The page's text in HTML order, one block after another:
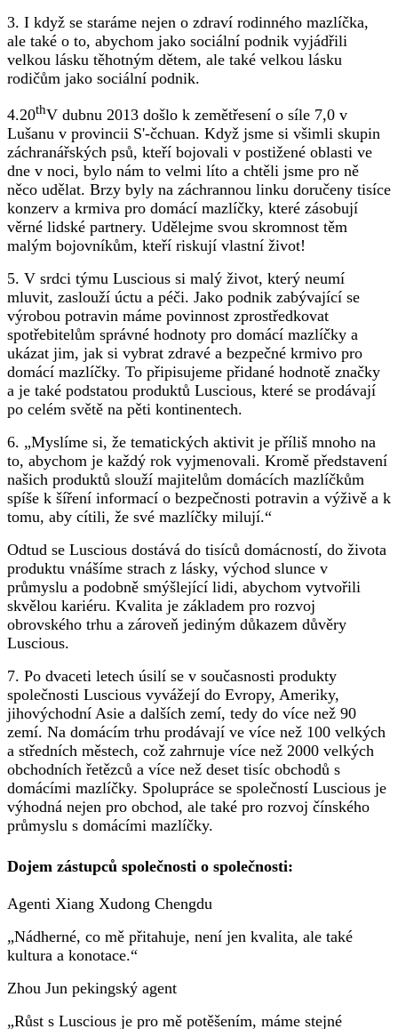
3. I když se staráme nejen o zdraví rodinného mazlíčka,
ale také o to, abychom jako sociální podnik vyjádřili
velkou lásku těhotným dětem, ale také velkou lásku
rodičům jako sociální podnik.
4.20thV dubnu 2013 došlo k zemětřesení o síle 7,0 v
Lušanu v provincii S'-čchuan. Když jsme si všimli skupin
záchranářských psů, kteří bojovali v postižené oblasti ve
dne v noci, bylo nám to velmi líto a chtěli jsme pro ně
něco udělat. Brzy byly na záchrannou linku doručeny tisíce
konzerv a krmiva pro domácí mazlíčky, které zásobují
věrné lidské partnery. Udělejme svou skromnost těm
malým bojovníkům, kteří riskují vlastní život!
5. V srdci týmu Luscious si malý život, který neumí
mluvit, zaslouží úctu a péči. Jako podnik zabývající se
výrobou potravin máme povinnost zprostředkovat
spotřebitelům správné hodnoty pro domácí mazlíčky a
ukázat jim, jak si vybrat zdravé a bezpečné krmivo pro
domácí mazlíčky. To připisujeme přidané hodnotě značky
a je také podstatou produktů Luscious, které se prodávají
po celém světě na pěti kontinentech.
6. „Myslíme si, že tematických aktivit je příliš mnoho na
to, abychom je každý rok vyjmenovali. Kromě představení
našich produktů slouží majitelům domácích mazlíčkům
spíše k šíření informací o bezpečnosti potravin a výživě a k
tomu, aby cítili, že své mazlíčky milují.“
Odtud se Luscious dostává do tisíců domácností, do života
produktu vnášíme strach z lásky, východ slunce v
průmyslu a podobně smýšlející lidi, abychom vytvořili
skvělou kariéru. Kvalita je základem pro rozvoj
obrovského trhu a zároveň jediným důkazem důvěry
Luscious.
7. Po dvaceti letech úsilí se v současnosti produkty
společnosti Luscious vyvážejí do Evropy, Ameriky,
jihovýchodní Asie a dalších zemí, tedy do více než 90
zemí. Na domácím trhu prodávají ve více než 100 velkých
a středních městech, což zahrnuje více než 2000 velkých
obchodních řetězců a více než deset tisíc obchodů s
domácími mazlíčky. Spolupráce se společností Luscious je
výhodná nejen pro obchod, ale také pro rozvoj čínského
průmyslu s domácími mazlíčky.
Dojem zástupců společnosti o společnosti:
Agenti Xiang Xudong Chengdu
„Nádherné, co mě přitahuje, není jen kvalita, ale také
kultura a konotace.“
Zhou Jun pekingský agent
„Růst s Luscious je pro mě potěšením, máme stejné